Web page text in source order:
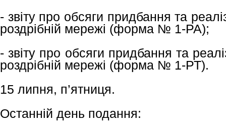
- звіту про обсяги придбання та
роздрібній мережі (форма № 1-РА);
- звіту про обсяги придбання та
роздрібній мережі (форма № 1-РТ).
15 липня, п’ятниця.
Останній день подання: